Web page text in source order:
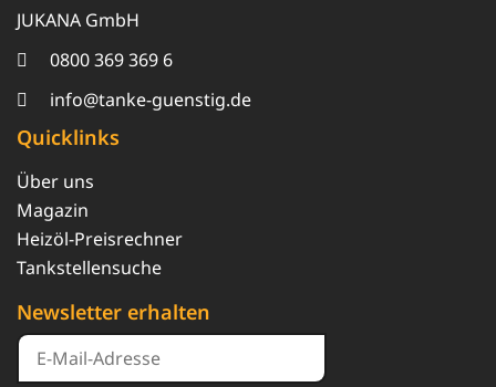
JUKANA GmbH
0800 369 369 6
info@tanke-guenstig.de
Quicklinks
Über uns
Magazin
Heizöl-Preisrechner
Tankstellensuche
Newsletter erhalten